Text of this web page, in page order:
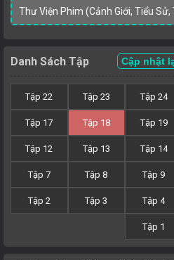
Thư Viện Phim (Cảnh Giới, Tiểu Sử,
Danh Sách Tập Cập nhật
Tập 24
Tập 23
Tập 22
Tập 19
Tập 18
Tập 17
Tập 14
Tập 13
Tập 12
Tập 9
Tập 8
Tập 7
Tập 4
Tập 3
Tập 2
Tập 1